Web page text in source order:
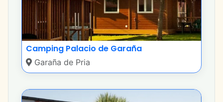
Camping Palacio de Garaña
Garaña de Pria